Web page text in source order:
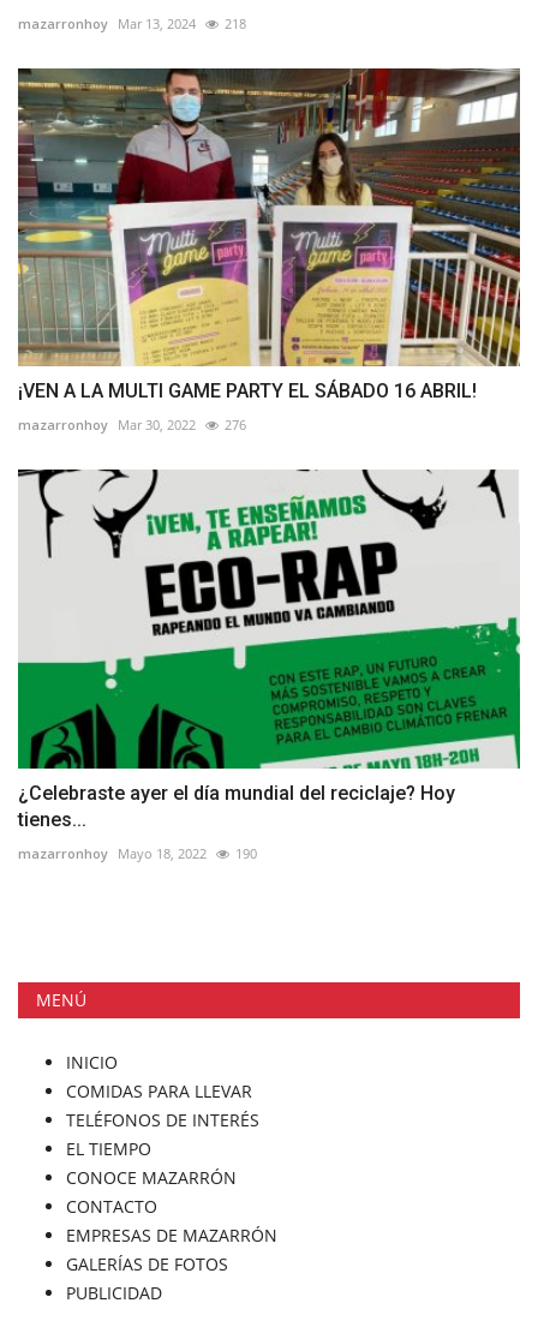
mazarronhoy Mar 13, 2024 218
¡VEN A LA MULTI GAME PARTY EL SÁBADO 16 ABRIL!
mazarronhoy Mar 30, 2022 276
¿Celebraste ayer el día mundial del reciclaje? Hoy
tienes...
mazarronhoy Mayo 18, 2022 190
MENÚ
INICIO
COMIDAS PARA LLEVAR
TELÉFONOS DE INTERÉS
EL TIEMPO
CONOCE MAZARRÓN
CONTACTO
EMPRESAS DE MAZARRÓN
GALERÍAS DE FOTOS
PUBLICIDAD